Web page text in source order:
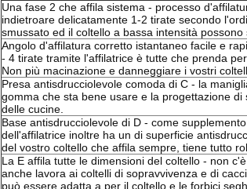
Una fase 2 che affila sistema - processo
indietroare delicatamente 1-2 tirate secondo
smussato ed il coltello a bassa intensità possono
Angolo d'affilatura corretto istantaneo facile e
- 4 tirate tramite l'affilatrice è tutte che prenda
Non più macinazione e danneggiare i vostri
Presa antisdrucciolevole comoda di C - la
gomma che sta bene usare e la progettazione
delle cucine.
Base antisdrucciolevole di D - come
dell'affilatrice inoltre ha un di superficie
del vostro coltello che affila sempre, tiene tutto
La E affila tutte le dimensioni del coltello - non
anche lavora ai coltelli di sopravvivenza e di
può essere adatta a per il coltello e le forbici